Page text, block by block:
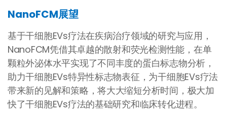
NanoFCM展望
基于干细胞EVs疗法在疾病治疗领域的研究与应用，
NanoFCM凭借其卓越的散射和荧光检测性能，在单
颗粒外泌体水平实现了不同丰度的蛋白标志物分析，
助力干细胞EVs特异性标志物表征，为干细胞EVs疗法
带来新的见解和策略，将大大缩短分析时间，极大加
快了干细胞EVs疗法的基础研究和临床转化进程。